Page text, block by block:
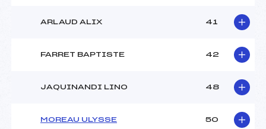
ARLAUD ALIX 41
FARRET BAPTISTE 42
JAQUINANDI LINO 48
MOREAU ULYSSE 50